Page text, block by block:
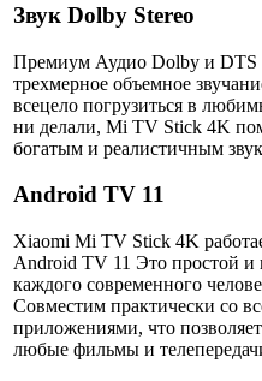
Звук Dolby Stereo
Премиум Аудио Dolby и DTS
трехмерное объемное
всецело погрузиться в
ни делали, Mi TV Stick 4K
богатым и реалистичным
Android TV 11
Xiaomi Mi TV Stick 4K
Android TV 11 Это простой
каждого современного
Совместим практически со
приложениями, что
любые фильмы и